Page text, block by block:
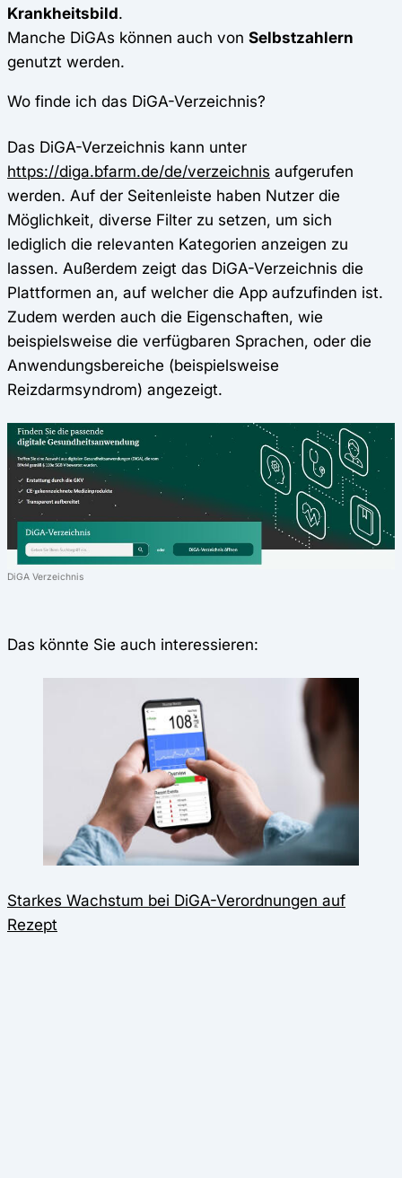
Krankheitsbild.
Manche DiGAs können auch von Selbstzahlern
genutzt werden.
Wo finde ich das DiGA-Verzeichnis?
Das DiGA-Verzeichnis kann unter
https://diga.bfarm.de/de/verzeichnis aufgerufen
werden. Auf der Seitenleiste haben Nutzer die
Möglichkeit, diverse Filter zu setzen, um sich
lediglich die relevanten Kategorien anzeigen zu
lassen. Außerdem zeigt das DiGA-Verzeichnis die
Plattformen an, auf welcher die App aufzufinden ist.
Zudem werden auch die Eigenschaften, wie
beispielsweise die verfügbaren Sprachen, oder die
Anwendungsbereiche (beispielsweise
Reizdarmsyndrom) angezeigt.
DiGA Verzeichnis
Das könnte Sie auch interessieren:
Starkes Wachstum bei DiGA-Verordnungen auf
Rezept